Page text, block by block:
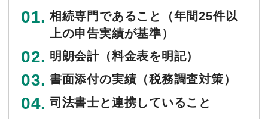
相続専門であること（年間25件以
上の申告実績が基準）
明朗会計（料金表を明記）
書面添付の実績（税務調査対策）
司法書士と連携していること